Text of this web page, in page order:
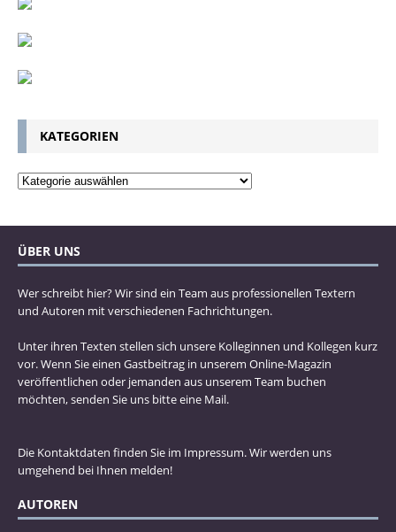
KATEGORIEN
ÜBER UNS
Wer schreibt hier? Wir sind ein Team aus professionellen Textern
und Autoren mit verschiedenen Fachrichtungen.
Unter ihren Texten stellen sich unsere Kolleginnen und Kollegen kurz
vor. Wenn Sie einen Gastbeitrag in unserem Online-Magazin
veröffentlichen oder jemanden aus unserem Team buchen
möchten, senden Sie uns bitte eine Mail.
Die Kontaktdaten finden Sie im Impressum. Wir werden uns
umgehend bei Ihnen melden!
AUTOREN